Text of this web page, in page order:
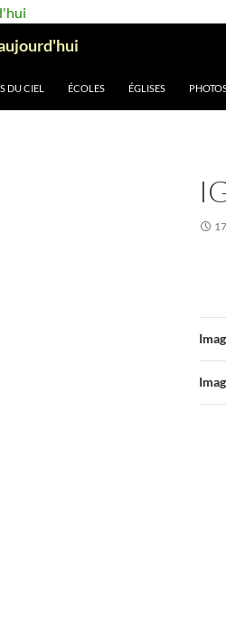
DU CIEL ÉCOLES ÉGLISES